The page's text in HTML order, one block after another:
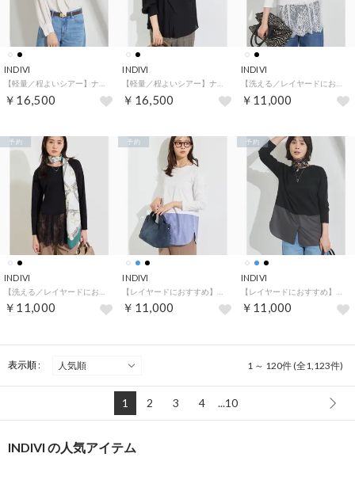
INDIVI
￥16,500
INDIVI
￥16,500
INDIVI
￥11,000
INDIVI
￥11,000
予約
INDIVI
￥11,000
予約
INDIVI
￥11,000
予約
表示順 : 1 ～ 120件 (全1,123件)
1 2 3 4 ...10
INDIVI の人気アイテム